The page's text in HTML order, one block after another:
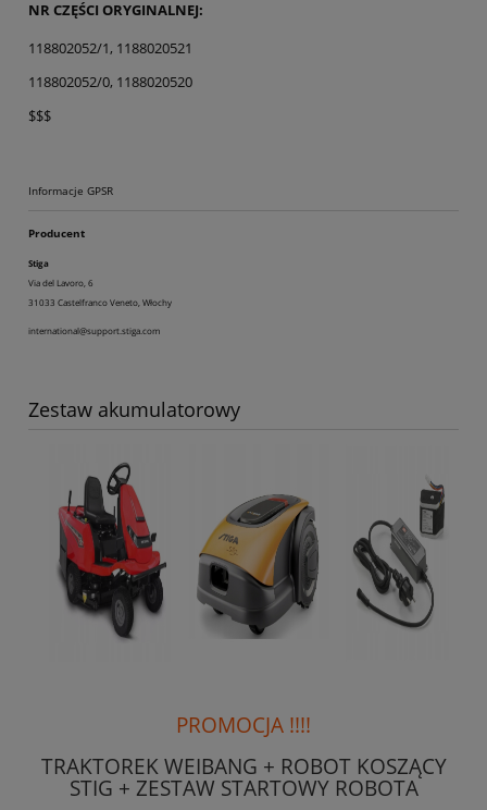
NR CZĘŚCI ORYGINALNEJ:
118802052/1, 1188020521
118802052/0, 1188020520
$$$
Informacje GPSR
Producent
Stiga
Via del Lavoro, 6
31033 Castelfranco Veneto, Włochy
international@support.stiga.com
Zestaw akumulatorowy
PROMOCJA !!!!
TRAKTOREK WEIBANG + ROBOT KOSZĄCY
STIG + ZESTAW STARTOWY ROBOTA